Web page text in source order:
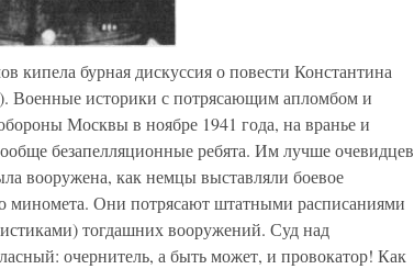
кипела бурная дискуссия о повести Константина
Военные историки с потрясающим апломбом и
Москвы в ноябре 1941 года, на вранье и
безапелляционные ребята. Им лучше очевидцев
вооружена, как немцы выставляли боевое
миномета. Они потрясают штатными расписаниями
тогдашних вооружений. Суд над
очернитель, а быть может, и провокатор! Как